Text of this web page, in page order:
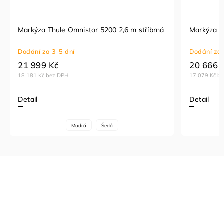
Markýza Thule Omnistor 5200 2,6 m stříbrná
Dodání za 3-5 dní
18 181 Kč bez DPH
21 999 Kč
Detail
Modrá Šedá
Markýza
Dodání
17 079 Kč
20 666
Detail